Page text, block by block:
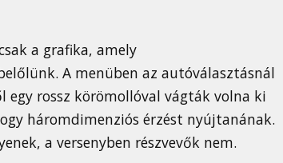
a grafika, amely
A menüben az autóválasztásnál
rossz körömollóval vágták volna ki
háromdimenziós érzést nyújtanának.
a versenyben részvevők nem.